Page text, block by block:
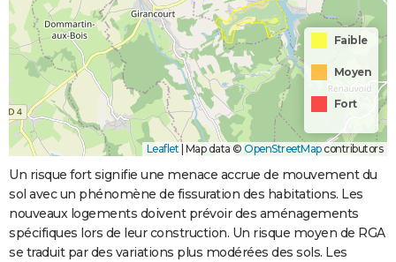
Faible
Moyen
Fort
Leaflet Map data © OpenStreetMapcontributors
Un risque fort signifie une menace accrue de mouvement du
sol avec un phénomène de fissuration des habitations. Les
nouveaux logements doivent prévoir des aménagements
spécifiques lors de leur construction. Un risque moyen de RGA
se traduit par des variations plus modérées des sols. Les